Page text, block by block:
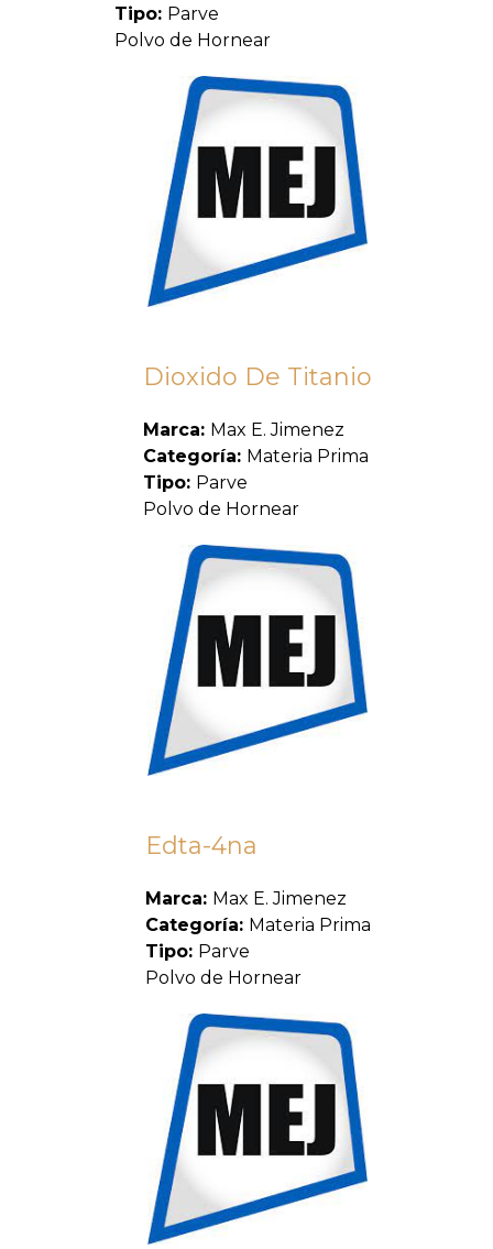
Tipo: Parve
Polvo de Hornear
Dioxido De Titanio
Marca: Max E. Jimenez
Categoría: Materia Prima
Tipo: Parve
Polvo de Hornear
Edta-4na
Marca: Max E. Jimenez
Categoría: Materia Prima
Tipo: Parve
Polvo de Hornear